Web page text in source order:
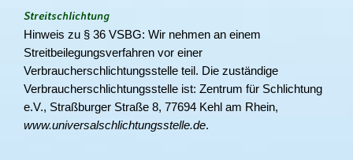
Streitschlichtung
Hinweis zu § 36 VSBG: Wir nehmen an einem
Streitbeilegungsverfahren vor einer
Verbraucherschlichtungsstelle teil. Die zuständige
Verbraucherschlichtungsstelle ist: Zentrum für Schlichtung
e.V., Straßburger Straße 8, 77694 Kehl am Rhein,
www.universalschlichtungsstelle.de.